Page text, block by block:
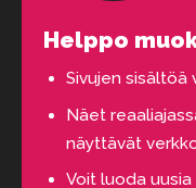
Helppo
Sivujen sisältöä
Näet
näyttävät
Voit luoda